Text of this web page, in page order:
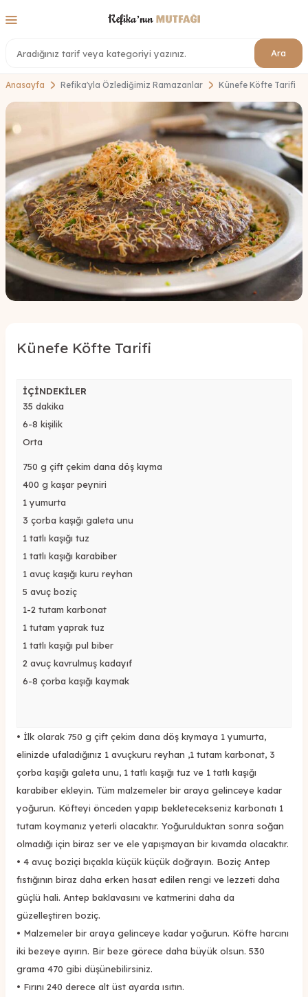
Ara
Anasayfa Refika'yla Özlediğimiz Ramazanlar Künefe Köfte Tarifi
Künefe Köfte Tarifi
İÇİNDEKİLER
35 dakika
6-8 kişilik
Orta
750 g çift çekim dana döş kıyma
400 g kaşar peyniri
1 yumurta
3 çorba kaşığı galeta unu
1 tatlı kaşığı tuz
1 tatlı kaşığı karabiber
1 avuç kaşığı kuru reyhan
5 avuç boziç
1-2 tutam karbonat
1 tutam yaprak tuz
1 tatlı kaşığı pul biber
2 avuç kavrulmuş kadayıf
6-8 çorba kaşığı kaymak
• İlk olarak 750 g çift çekim dana döş kıymaya 1 yumurta,
elinizde ufaladığınız 1 avuçkuru reyhan ,1 tutam karbonat, 3
çorba kaşığı galeta unu, 1 tatlı kaşığı tuz ve 1 tatlı kaşığı
karabiber ekleyin. Tüm malzemeler bir araya gelinceye kadar
yoğurun. Köfteyi önceden yapıp bekletecekseniz karbonatı 1
tutam koymanız yeterli olacaktır. Yoğurulduktan sonra soğan
olmadığı için biraz ser ve ele yapışmayan bir kıvamda olacaktır.
• 4 avuç boziçi bıçakla küçük küçük doğrayın. Boziç Antep
fıstığının biraz daha erken hasat edilen rengi ve lezzeti daha
güçlü hali. Antep baklavasını ve katmerini daha da
güzelleştiren boziç.
• Malzemeler bir araya gelinceye kadar yoğurun. Köfte harcını
iki bezeye ayırın. Bir beze görece daha büyük olsun. 530
grama 470 gibi düşünebilirsiniz.
• Fırını 240 derece alt üst ayarda ısıtın.